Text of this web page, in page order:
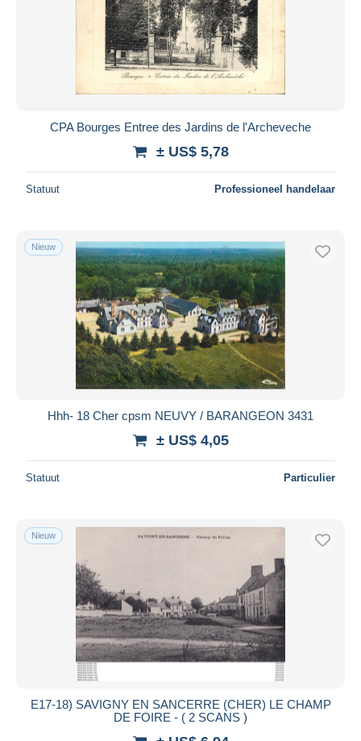
CPA Bourges Entree des Jardins de l'Archeveche
± US$ 5,78
Statuut Professioneel handelaar
Nieuw
Hhh- 18 Cher cpsm NEUVY / BARANGEON 3431
± US$ 4,05
Statuut Particulier
Nieuw
E17-18) SAVIGNY EN SANCERRE (CHER) LE CHAMP
DE FOIRE - ( 2 SCANS )